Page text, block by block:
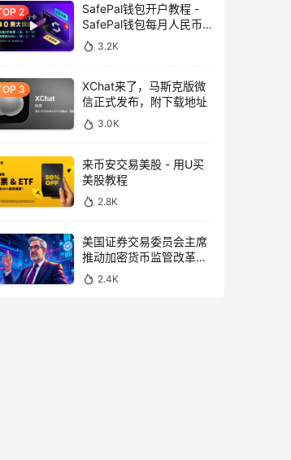
SafePal钱包开户教程 -
SafePal钱包每月人民币
消费前666U享受汇损补
贴
3.2K
XChat来了，马斯克版微
信正式发布，附下载地址
3.0K
来币安交易美股 - 用U买
美股教程
2.8K
美国证券交易委员会主席
推动加密货币监管改革，
力求未来验证
2.4K